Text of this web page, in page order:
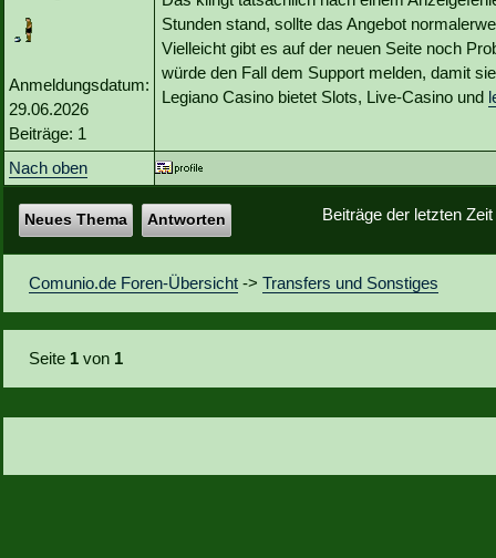
Anmeldungsdatum:
29.06.2026
Beiträge: 1
Stunden stand, sollte das Angebot
Vielleicht gibt es auf der neuen Seite noch
würde den Fall dem Support melden, damit
Legiano Casino bietet Slots, Live-Casino und
Nach oben
Beiträge der letzten
Neues Thema Antworten
Comunio.de Foren-Übersicht ->Transfers und Sonstiges
Seite 1 von 1